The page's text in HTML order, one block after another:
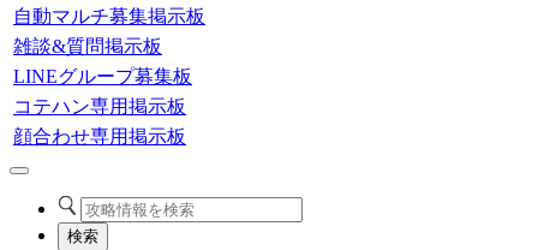
自動マルチ募集掲示板
雑談&質問掲示板
LINEグループ募集板
コテハン専用掲示板
顔合わせ専用掲示板
検索